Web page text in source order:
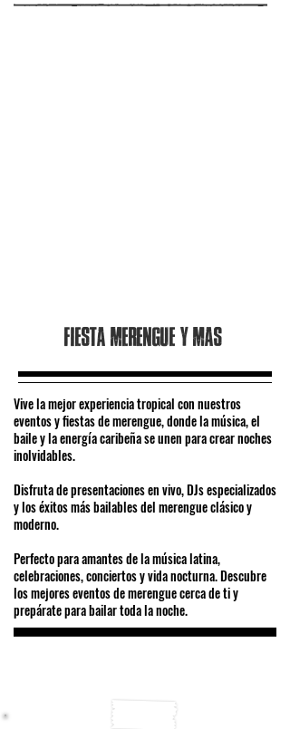
Fiesta merengue y mas
Vive la mejor experiencia tropical con nuestros
eventos y fiestas de merengue, donde la música, el
baile y la energía caribeña se unen para crear noches
inolvidables.
Disfruta de presentaciones en vivo, DJs especializados
y los éxitos más bailables del merengue clásico y
moderno.
Perfecto para amantes de la música latina,
celebraciones, conciertos y vida nocturna. Descubre
los mejores eventos de merengue cerca de ti y
prepárate para bailar toda la noche.